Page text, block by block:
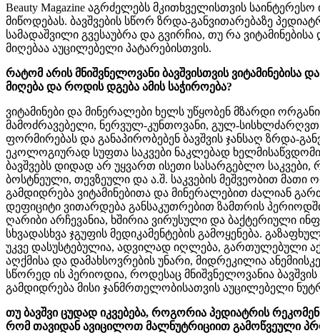
Beauty Magazine აგრძელებს მკითხველისთვის
მიწოდებას. ბავშვების სწორ ზრდა-განვითარებაზე
სამადაშვილი გვესაუბრა და გვირჩია, თუ რა
მიღებაა აუცილებელი პატარებისთვის.
რატომ არის მნიშვნელოვანი ბავშვისთვის ვიტამინებისა
მიღება და როდის დგება ამის საჭიროება?
ვიტამინები და მინერალები ხელს უწყობენ მზარდი
მამოძრავებელი, ნერვულ-კუნთოვანი, გულ-
ფორმირებას და განაპირობებენ ბავშვის ჯანსაღ ზრდა-
ეკოლოგიურად სუფთა საკვები ნაკლებად
ბავშვებს დიდად არ უყვართ ისეთი სასარგებლო
ბოსტნეული, თევზეული და ა.შ. საკვების მეშვეობით მათი
გამდიდრება ვიტამინებითა და მინერალებით ძალიან
დეფიციტი ვითარდება განსაკუთრებით ზამთრის
ღარიბი არჩევანია, ხშირია ვირუსული და ბაქტერიული
სხვადასხვა ჯგუფის მედიკამენტების გამოყენება.
უკვე დასუსტებულია, ადვილად იღლება, გართულებული
აღქმისა და დამახსოვრების უნარი, მიდრეკილია
სწორედ ის პერიოდია, როდესაც მნიშვნელოვანია ბავშვის
გამდიდრება მისი ჯანმრთელობისათვის აუცილებელი
თუ ბავშვი ცუდად იკვებება, როგორია პედიატრის
რომ თავიდან ავიცილოთ მალნუტრიციით გამოწვეული